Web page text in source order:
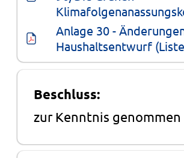
Anlage 30 -
Haushaltsentwurf
Beschluss:
zur Kenntnis genommen